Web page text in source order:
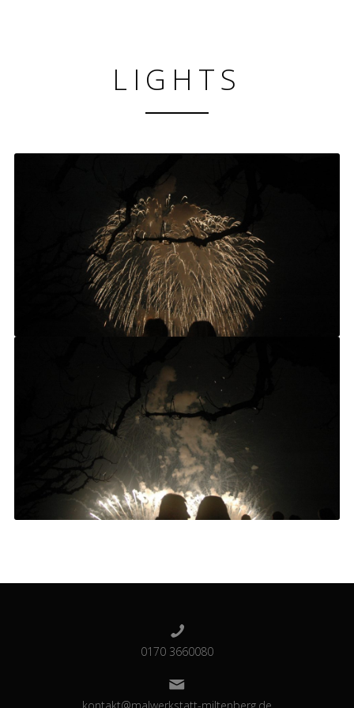
LIGHTS
0170 3660080